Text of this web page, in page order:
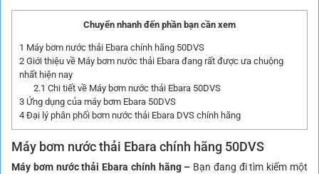
Chuyển nhanh đến phần bạn cần xem
1 Máy bơm nước thải Ebara chính hãng 50DVS
2 Giới thiệu về Máy bơm nước thải Ebara đang rất được ưa chuộng
nhất hiện nay
2.1 Chi tiết về Máy bơm nước thải Ebara 50DVS
3 Ứng dụng của máy bơm Ebara 50DVS
4 Đại lý phân phối bơm nước thải Ebara DVS chính hãng
Máy bơm nước thải Ebara chính hãng 50DVS
Máy bơm nước thải Ebara chính hãng – Bạn đang đi tìm kiếm một